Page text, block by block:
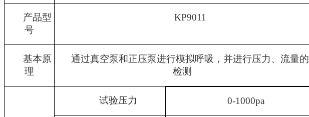
产品型
号
KP9011
基本原
理
通过真空泵和正压泵进行模拟呼吸，并进行压力、流量的
检测
试验压力 0-1000pa